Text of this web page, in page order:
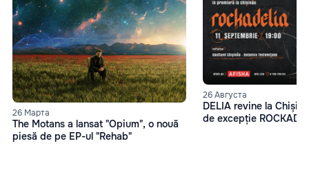
26 Марта
The Motans a lansat "Opium", o nouă
piesă de pe EP-ul "Rehab"
26 Августа
DELIA revine la
de excepție